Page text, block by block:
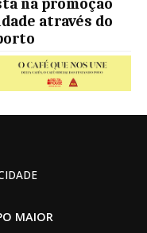
na promoção
através do
MAIOR